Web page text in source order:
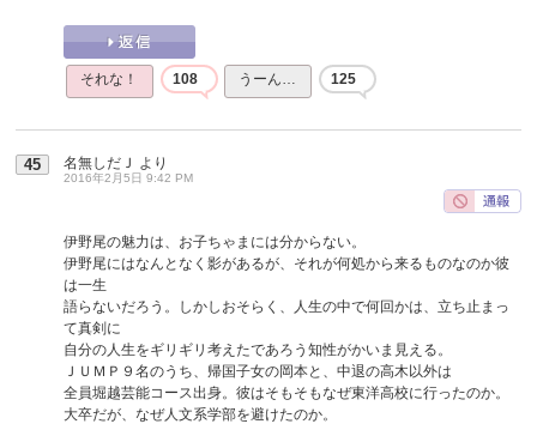
それな！ 108 うーん… 125
45 名無しだＪ より
2016年2月5日 9:42 PM
伊野尾の魅力は、お子ちゃまには分からない。
伊野尾にはなんとなく影があるが、それが何処から来るものなのか彼
は一生
語らないだろう。しかしおそらく、人生の中で何回かは、立ち止まっ
て真剣に
自分の人生をギリギリ考えたであろう知性がかいま見える。
ＪＵＭＰ９名のうち、帰国子女の岡本と、中退の高木以外は
全員堀越芸能コース出身。彼はそもそもなぜ東洋高校に行ったのか。
大卒だが、なぜ人文系学部を避けたのか。